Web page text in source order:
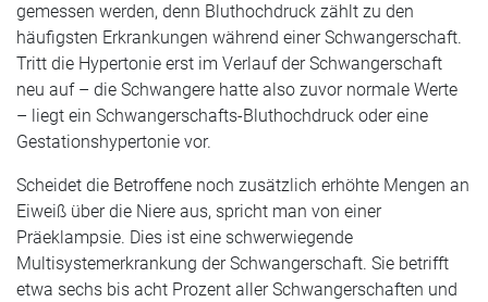
gemessen werden, denn Bluthochdruck zählt zu den
häufigsten Erkrankungen während einer Schwangerschaft.
Tritt die Hypertonie erst im Verlauf der Schwangerschaft
neu auf – die Schwangere hatte also zuvor normale Werte
– liegt ein Schwangerschafts-Bluthochdruck oder eine
Gestationshypertonie vor.
Scheidet die Betroffene noch zusätzlich erhöhte Mengen an
Eiweiß über die Niere aus, spricht man von einer
Präeklampsie. Dies ist eine schwerwiegende
Multisystemerkrankung der Schwangerschaft. Sie betrifft
etwa sechs bis acht Prozent aller Schwangerschaften und